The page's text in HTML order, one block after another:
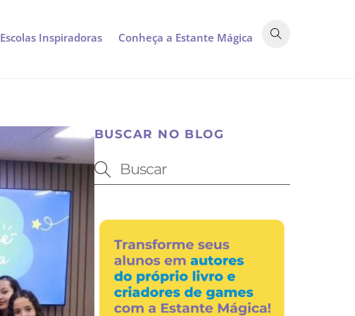
Escolas Inspiradoras Conheça a Estante Mágica
BUSCAR NO BLOG